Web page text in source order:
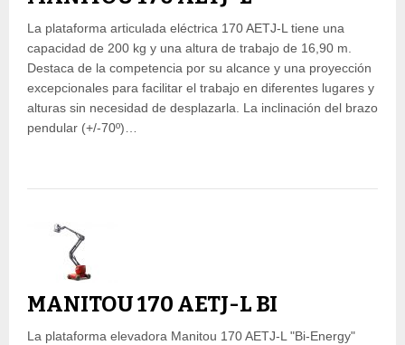
La plataforma articulada eléctrica 170 AETJ-L tiene una
capacidad de 200 kg y una altura de trabajo de 16,90 m.
Destaca de la competencia por su alcance y una proyección
excepcionales para facilitar el trabajo en diferentes lugares y
alturas sin necesidad de desplazarla. La inclinación del brazo
pendular (+/-70º)…
MANITOU 170 AETJ-L BI
La plataforma elevadora Manitou 170 AETJ-L "Bi-Energy"